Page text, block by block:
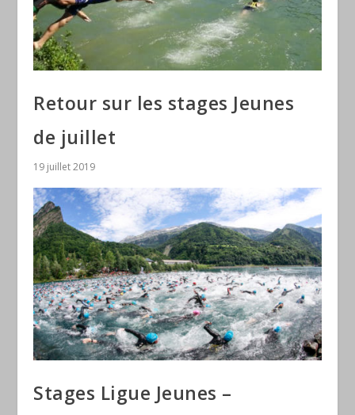
Retour sur les stages Jeunes
de juillet
19 juillet 2019
Stages Ligue Jeunes –